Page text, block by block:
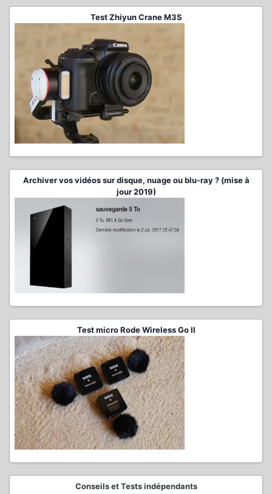
Test Zhiyun Crane M3S
Archiver vos vidéos sur disque, nuage ou blu-ray ? (mise à
jour 2019)
Test micro Rode Wireless Go II
Conseils et Tests indépendants